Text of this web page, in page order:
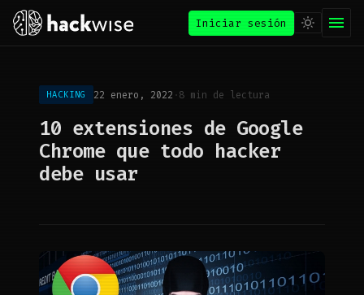
Iniciar sesión
HACKING 22 enero, 2022 ·8 min de lectura
10 extensiones de Google
Chrome que todo hacker
debe usar